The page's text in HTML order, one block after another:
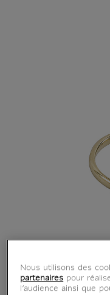
Nous utilisons des
partenaires pour
l’audience ainsi que